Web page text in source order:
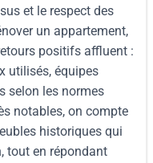
et le respect des
un appartement,
positifs affluent :
utilisés, équipes
selon les normes
notables, on compte
historiques qui
tout en répondant